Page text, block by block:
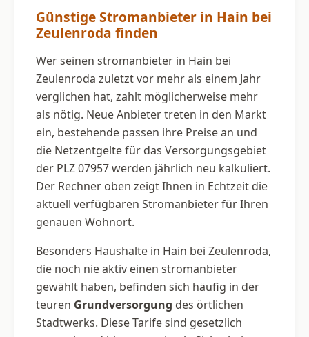
Günstige Stromanbieter in Hain bei
Zeulenroda finden
Wer seinen stromanbieter in Hain bei
Zeulenroda zuletzt vor mehr als einem Jahr
verglichen hat, zahlt möglicherweise mehr
als nötig. Neue Anbieter treten in den Markt
ein, bestehende passen ihre Preise an und
die Netzentgelte für das Versorgungsgebiet
der PLZ 07957 werden jährlich neu kalkuliert.
Der Rechner oben zeigt Ihnen in Echtzeit die
aktuell verfügbaren Stromanbieter für Ihren
genauen Wohnort.
Besonders Haushalte in Hain bei Zeulenroda,
die noch nie aktiv einen stromanbieter
gewählt haben, befinden sich häufig in der
teuren Grundversorgung des örtlichen
Stadtwerks. Diese Tarife sind gesetzlich